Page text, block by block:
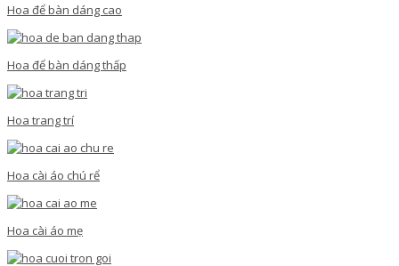
Hoa để bàn dáng cao
Hoa để bàn dáng thấp
Hoa trang trí
Hoa cài áo chú rể
Hoa cài áo mẹ